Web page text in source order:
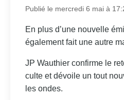
Publié le mercredi 6 mai à
En plus d’une nouvelle
également fait une autre
JP Wauthier confirme le
culte et dévoile un tout
les ondes.